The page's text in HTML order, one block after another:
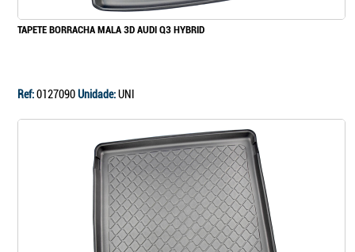
TAPETE BORRACHA MALA 3D AUDI Q3 HYBRID
Ref:0127090Unidade:UNI